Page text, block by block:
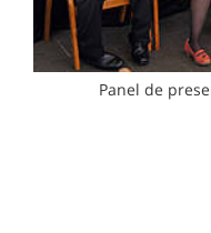
Panel de